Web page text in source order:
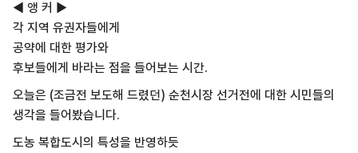
◀ 앵 커 ▶
각 지역 유권자들에게
공약에 대한 평가와
후보들에게 바라는 점을 들어보는 시간.
오늘은 (조금전 보도해 드렸던) 순천시장 선거전에 대한 시민들의
생각을 들어봤습니다.
도농 복합도시의 특성을 반영하듯